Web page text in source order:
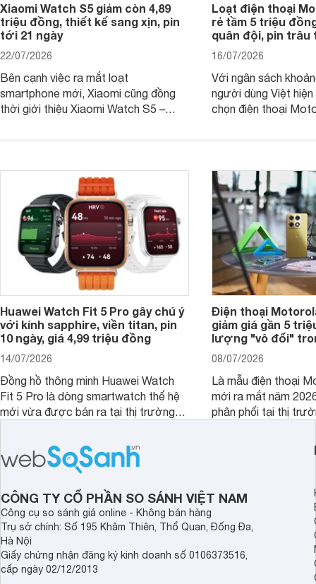
Xiaomi Watch S5 giảm còn 4,89
triệu đồng, thiết kế sang xịn, pin
tới 21 ngày
22/07/2026
Bên cạnh việc ra mắt loạt
smartphone mới, Xiaomi cũng đồng
thời giới thiệu Xiaomi Watch S5 –
Loạt điện thoại
rẻ tầm 5 triệu
quân đội, pin trâu
16/07/2026
Với ngân sách
người dùng Việt
chọn điện thoại
Huawei Watch Fit 5 Pro gây chú ý
với kính sapphire, viền titan, pin
10 ngày, giá 4,99 triệu đồng
14/07/2026
Đồng hồ thông minh Huawei Watch
Fit 5 Pro là dòng smartwatch thế hệ
mới vừa được bán ra tại thị trường
huy thế mạnh từ thế hệ tiền nhiệm với
thiết kế thời thượng cùng nhiều tính
Điện thoại
giảm giá gần 5
lượng "vô đối"
08/07/2026
Là mẫu điện thoại
mới ra mắt năm
phân phối tại thị
khúc cao cấp. Hiện
được nhiều đại lý
thêm một lựa chọn
người dùng Việt.
CÔNG TY CỔ PHẦN SO SÁNH VIỆT NAM
Công cụ so sánh giá online - Không bán hàng
Trụ sở chính: Số 195 Khâm Thiên, Thổ Quan, Đống Đa,
Hà Nội
Giấy chứng nhận đăng ký kinh doanh số 0106373516,
cấp ngày 02/12/2013